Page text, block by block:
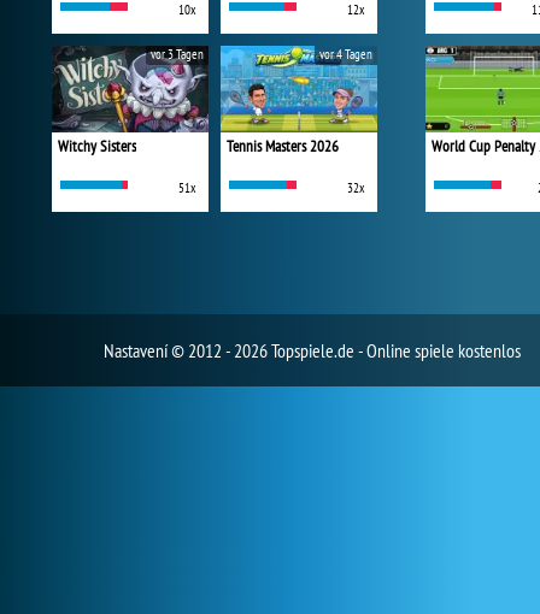
10x 12x
Witchy Sisters
51x
vor 3 Tagen
Tennis Masters 2026
32x
vor 4 Tagen
World Cup
Nastavení© 2012 - 2026 Topspiele.de - Online spiele kostenlos